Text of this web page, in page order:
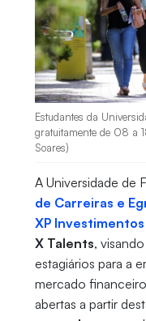
Estudantes da
gratuitamente de 08 a
Soares)
A Universidade de
de Carreiras e
XP Investimentos
X Talents,
estagiários para a
mercado
abertas a partir